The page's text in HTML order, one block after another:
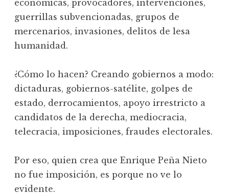
económicas, provocadores, intervenciones,
guerrillas subvencionadas, grupos de
mercenarios, invasiones, delitos de lesa
humanidad.
¿Cómo lo hacen? Creando gobiernos a modo:
dictaduras, gobiernos-satélite, golpes de
estado, derrocamientos, apoyo irrestricto a
candidatos de la derecha, mediocracia,
telecracia, imposiciones, fraudes electorales.
Por eso, quien crea que Enrique Peña Nieto
no fue imposición, es porque no ve lo
evidente.